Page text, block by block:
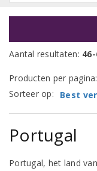
Aantal resultaten:
Producten per pagina:
Sorteer op:
Best
Portugal
Portugal, het land